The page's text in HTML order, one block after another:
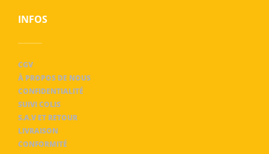
INFOS
CGV
À PROPOS DE NOUS
CONFIDENTIALITÉ
SUIVI COLIS
S.A.V ET RETOUR
LIVRAISON
CONFORMITÉ